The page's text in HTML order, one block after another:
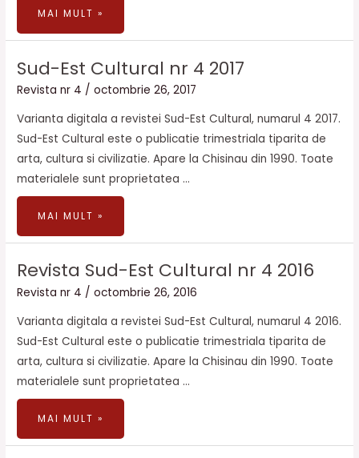
MAI MULT »
Sud-Est Cultural nr 4 2017
Revista nr 4 /octombrie 26, 2017
Varianta digitala a revistei Sud-Est Cultural, numarul 4 2017.
Sud-Est Cultural este o publicatie trimestriala tiparita de
arta, cultura si civilizatie. Apare la Chisinau din 1990. Toate
materialele sunt proprietatea …
SUD-
EST
CULTURAL
NR
4
MAI MULT »
Revista Sud-Est Cultural nr 4 2016
Revista nr 4 /octombrie 26, 2016
Varianta digitala a revistei Sud-Est Cultural, numarul 4 2016.
Sud-Est Cultural este o publicatie trimestriala tiparita de
arta, cultura si civilizatie. Apare la Chisinau din 1990. Toate
materialele sunt proprietatea …
REVISTA
SUD-
EST
CULTURAL
NR
2016
MAI MULT »